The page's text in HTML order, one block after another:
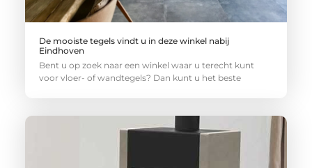
De mooiste tegels vindt u in deze winkel nabij
Eindhoven
Bent u op zoek naar een winkel waar u terecht kunt
voor vloer- of wandtegels? Dan kunt u het beste